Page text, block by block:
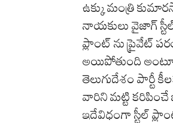
ఉక్కు మంత్రి
నాయకులు వైజాగ్
ప్లాంట్ ను ప్రైవేట్
అయిపోతుంది అంటూ
తెలుగుదేశం పార్టీ
వారిని మట్టి కరిపించే
ఇదేవిధంగా స్టీల్